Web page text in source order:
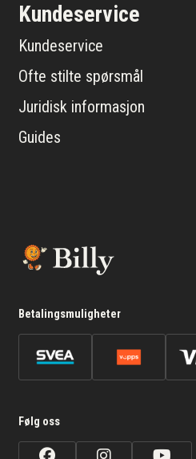
Kundeservice
Kundeservice
Ofte stilte spørsmål
Juridisk informasjon
Guides
Betalingsmuligheter
Følg oss